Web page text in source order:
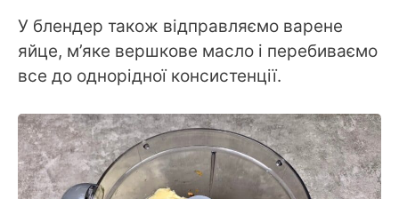
У блендер також відправляємо варене
яйце, м’яке вершкове масло і перебиваємо
все до однорідної консистенції.